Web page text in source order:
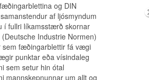
og DIN
af ljósmyndum
í fullri líkamsstærð skornar
Industrie Normen)
fæðingarblettir fá vægi
punktar eða vísindaleg
sem setur hin ótal
mannskepnunnar um allt og
DIN stærðirnar.
um fæðingarblettina og
samanstendur af þremur
með svart-hvítum
og ljósritum, bókverki og
Tryggvadóttir
af 19 DIN A4
af bakinu á mér, sem ég